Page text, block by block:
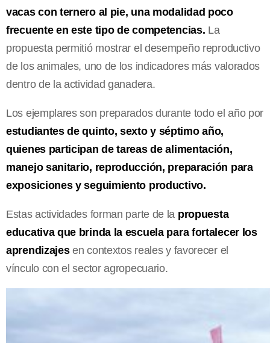
vacas con ternero al pie, una modalidad poco
frecuente en este tipo de competencias. La
propuesta permitió mostrar el desempeño reproductivo
de los animales, uno de los indicadores más valorados
dentro de la actividad ganadera.
Los ejemplares son preparados durante todo el año por
estudiantes de quinto, sexto y séptimo año,
quienes participan de tareas de alimentación,
manejo sanitario, reproducción, preparación para
exposiciones y seguimiento productivo.
Estas actividades forman parte de la propuesta
educativa que brinda la escuela para fortalecer los
aprendizajesen contextos reales y favorecer el
vínculo con el sector agropecuario.